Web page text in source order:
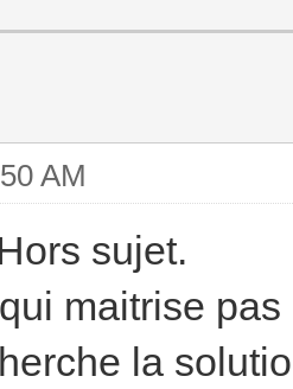
AM
sujet.
maitrise
la